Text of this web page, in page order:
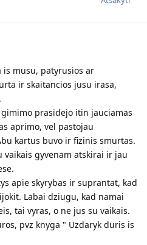
musu, patyrusios ar
ir skaitancios jusu irasa,
prasidejo itin jauciamas
aprimo, vel pastojau
kartus buvo ir fizinis smurtas.
vaikais gyvenam atskirai ir jau
apie skyrybas ir suprantat, kad
Labai dziugu, kad namai
tai vyras, o ne jus su vaikais.
pvz knyga " Uzdaryk duris is